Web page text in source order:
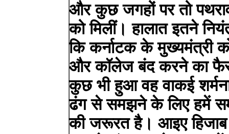
और कुछ जगहों पर तो
को मिलीं। हालात इतने
कि कर्नाटक के मुख्यमंत्री
और कॉलेज बंद करने का
कुछ भी हुआ वह वाकई
ढंग से समझने के लिए हमें
की जरूरत है। आइए हिजाब